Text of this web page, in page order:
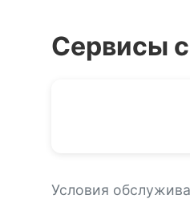
Сервисы
Условия